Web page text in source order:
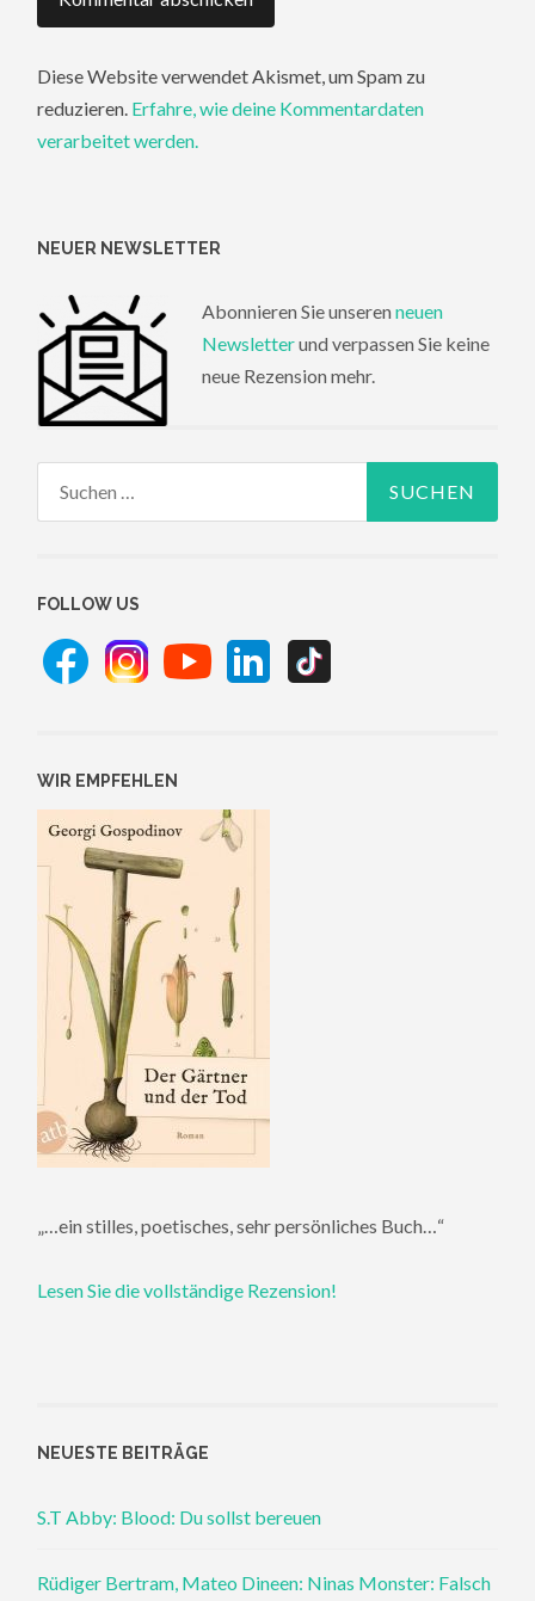
Diese Website verwendet Akismet, um Spam zu
reduzieren. Erfahre, wie deine Kommentardaten
verarbeitet werden.
NEUER NEWSLETTER
Abonnieren Sie unseren neuen
Newsletterund verpassen Sie keine
neue Rezension mehr.
FOLLOW US
WIR EMPFEHLEN
„…ein stilles, poetisches, sehr persönliches Buch…“
Lesen Sie die vollständige Rezension!
NEUESTE BEITRÄGE
S.T Abby: Blood: Du sollst bereuen
Rüdiger Bertram, Mateo Dineen: Ninas Monster: Falsch